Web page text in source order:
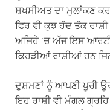
ਸ਼ਖਸੀਅਤ ਦਾ ਮੁਲਾਂਕਣ
ਫਿਰ ਵੀ ਕੁਝ ਹੱਦ ਤੱਕ
ਅਜਿਹੇ ‘ਚ ਅੱਜ ਇਸ
ਕਿਹੜੀਆਂ ਰਾਸ਼ੀਆਂ ਹਨ
ਦੁਸ਼ਮਣਾਂ ਨੂੰ ਆਪਣੀ ਪੂਰੀ
ਇਹ ਰਾਸ਼ੀ ਵੀ ਮੰਗਲ